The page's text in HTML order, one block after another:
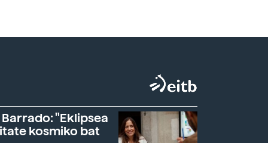
"Eklipsea
kosmiko bat